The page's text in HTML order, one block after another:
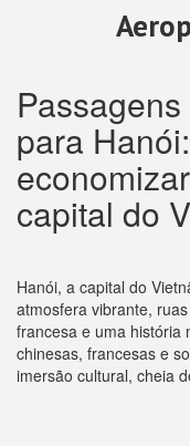
para
capital do
Hanói, a capital do
atmosfera vibrante,
francesa e uma história
chinesas, francesas e
imersão cultural, cheia